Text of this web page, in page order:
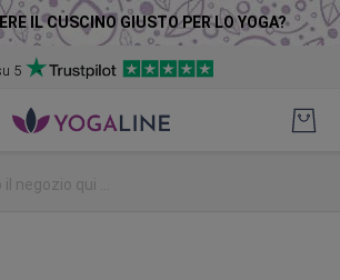
IL CUSCINO GIUSTO PER LO YOGA?
5